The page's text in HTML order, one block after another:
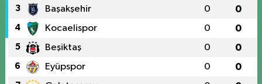
3 Başakşehir 0 0
4 Kocaelispor 0 0
5 Beşiktaş 0 0
6 Eyüpspor 0 0